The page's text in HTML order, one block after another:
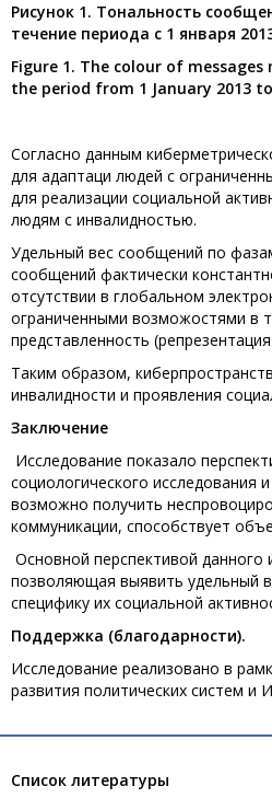
Рисунок 1. Тональность
течение периода с 1 января
Figure 1. The colour of
the period from 1 January 2013
Согласно данным
для адаптаци людей с
для реализации социальной
людям с инвалидностью.
Удельный вес сообщений по
сообщений фактически
отсутствии в глобальном
ограниченными возможостями в
представленность
Таким образом,
инвалидности и проявления
Заключение
Исследование показало
социологического
возможно получить
коммуникации, способствует
Основной перспективой данного
позволяющая выявить удельный
специфику их социальной
Поддержка (благодарности).
Исследование реализовано в
развития политических систем и
Список литературы